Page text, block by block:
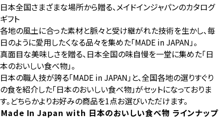
日本全国さまざまな場所から贈る、メイドインジャパンのカタログ
ギフト
各地の風土に合った素材と脈々と受け継がれた技術を生かし、毎
日のように愛用したくなる品々を集めた「MADE in JAPAN」。
真面目な美味しさを贈る、日本全国の味自慢を一堂に集めた「日
本のおいしい食べ物」。
日本の職人技が誇る「MADE in JAPAN」と、全国各地の選りすぐり
の食を紹介した「日本のおいしい食べ物」がセットになっておりま
す。どちらかよりお好みの商品を1点お選びいただけます。
Made In Japan with 日本のおいしい食べ物 ラインナップ